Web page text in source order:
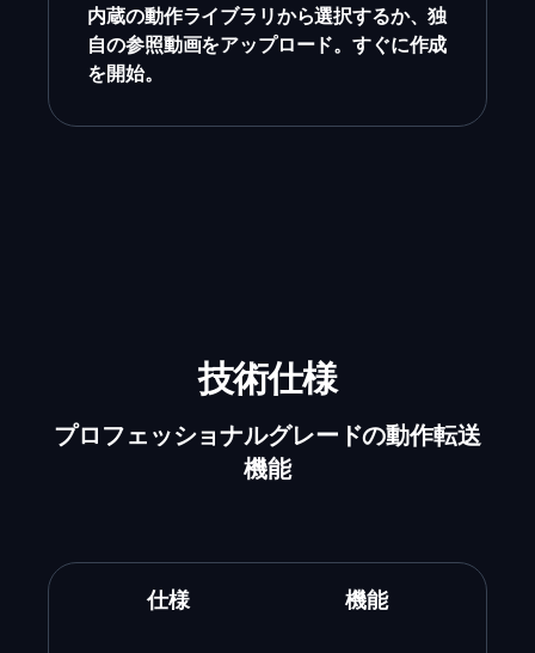
内蔵の動作ライブラリから選択するか、独
自の参照動画をアップロード。すぐに作成
を開始。
技術仕様
プロフェッショナルグレードの動作転送
機能
仕様 機能